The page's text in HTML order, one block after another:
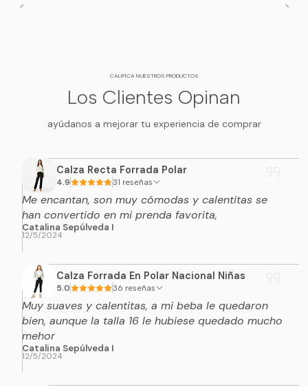
CALIFICA NUESTROS PRODUCTOS
Los Clientes Opinan
ayúdanos a mejorar tu experiencia de comprar
Calza Recta Forrada Polar
4.9 31 reseñas
Me encantan, son muy cómodas y calentitas se
han convertido en mi prenda favorita,
Catalina Sepúlveda I
12/5/2024
Calza Forrada En Polar Nacional Niñas
5.0 36 reseñas
Muy suaves y calentitas, a mi beba le quedaron
bien, aunque la talla 16 le hubiese quedado mucho
mehor
Catalina Sepúlveda I
12/5/2024